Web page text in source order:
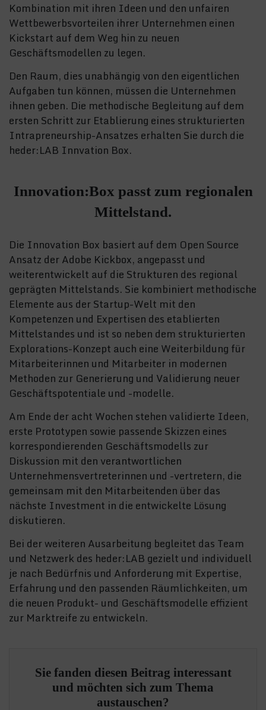
Kombination mit ihren Ideen und den unfairen
Wettbewerbsvorteilen ihrer Unternehmen einen
Kickstart auf dem Weg hin zu neuen
Geschäftsmodellen zu legen.
Den Raum, dies unabhängig von den eigentlichen
Aufgaben tun können, müssen die Unternehmen
ihnen geben. Die methodische Begleitung auf dem
ersten Schritt zur Etablierung eines strukturierten
Intrapreneurship-Ansatzes erhalten Sie durch die
heder:LAB Innvation Box.
Innovation:Box passt zum regionalen
Mittelstand.
Die Innovation Box basiert auf dem Open Source
Ansatz der Adobe Kickbox, angepasst und
weiterentwickelt auf die Strukturen des regional
geprägten Mittelstands. Sie kombiniert methodische
Elemente aus der Startup-Welt mit den
Kompetenzen und Expertisen des etablierten
Mittelstandes und ist so neben dem strukturierten
Explorations-Konzept auch eine Weiterbildung für
Mitarbeiterinnen und Mitarbeiter in modernen
Methoden zur Generierung und Validierung neuer
Geschäftspotentiale und -modelle.
Am Ende der acht Wochen stehen validierte Ideen,
erste Prototypen sowie passende Skizzen eines
korrespondierenden Geschäftsmodells zur
Diskussion mit den verantwortlichen
Unternehmensvertreterinnen und -vertretern, die
gemeinsam mit den Mitarbeitenden über das
nächste Investment in die entwickelte Lösung
diskutieren.
Bei der weiteren Ausarbeitung begleitet das Team
und Netzwerk des heder:LAB gezielt und individuell
je nach Bedürfnis und Anforderung mit Expertise,
Erfahrung und den passenden Räumlichkeiten, um
die neuen Produkt- und Geschäftsmodelle effizient
zur Marktreife zu entwickeln.
Sie fanden diesen Beitrag interessant
und möchten sich zum Thema
austauschen?